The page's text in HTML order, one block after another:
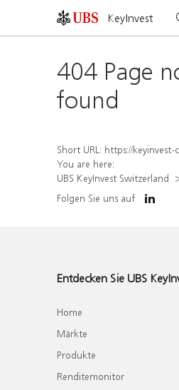
KeyInvest
404 Page
found
Short URL: https://keyinvest-ch.ubs.com/
You are here:
UBS KeyInvest Switzerland
Folgen Sie uns auf
Entdecken Sie UBS
Home
Märkte
Produkte
Renditemonitor